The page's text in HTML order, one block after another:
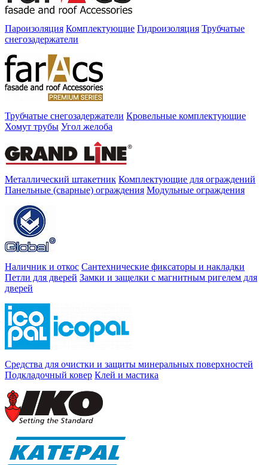
Пароизоляция Комплектующие Гидроизоляция Трубчатые
снегозадержатели
Трубчатые снегозадержатели Кровельные комплектующие
Хомут трубы Угол желоба
Металлический штакетник Комплектующие для ограждений
Панельные (сварные) ограждения Модульные ограждения
Наличник и откос Сантехнические фиксаторы и накладки
Петли для дверей Замки и защелки с магнитным ригелем для
дверей
Средства для очистки и защиты минеральных поверхностей
Подкладочный ковер Клей и мастика